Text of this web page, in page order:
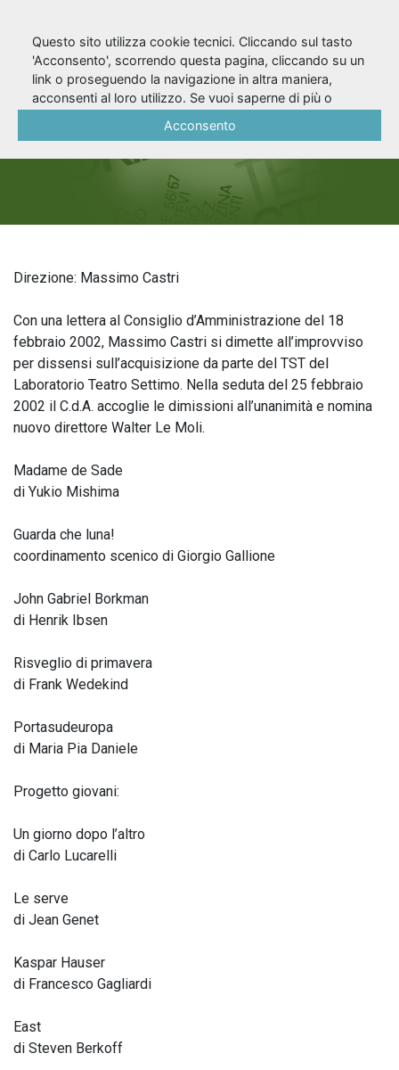
Stagione 2001/02
Direzione: Massimo Castri
Con una lettera al Consiglio d’Amministrazione del 18
febbraio 2002, Massimo Castri si dimette all’improvviso
per dissensi sull’acquisizione da parte del TST del
Laboratorio Teatro Settimo. Nella seduta del 25 febbraio
2002 il C.d.A. accoglie le dimissioni all’unanimità e nomina
nuovo direttore Walter Le Moli.
Madame de Sade
di Yukio Mishima
Guarda che luna!
coordinamento scenico di Giorgio Gallione
John Gabriel Borkman
di Henrik Ibsen
Risveglio di primavera
di Frank Wedekind
Portasudeuropa
di Maria Pia Daniele
Progetto giovani:
Un giorno dopo l’altro
di Carlo Lucarelli
Le serve
di Jean Genet
Kaspar Hauser
di Francesco Gagliardi
East
di Steven Berkoff
Questo sito utilizza cookie tecnici. Cliccando sul tasto
'Acconsento', scorrendo questa pagina, cliccando su un
link o proseguendo la navigazione in altra maniera,
acconsenti al loro utilizzo. Se vuoi saperne di più o
Acconsento